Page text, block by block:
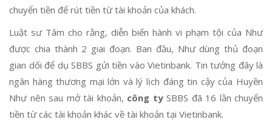
chuyển tiền để rút tiền từ tài khoản của khách.
Luật sư Tâm cho rằng, diễn biến hành vi phạm tội của Như
được chia thành 2 giai đoạn. Ban đầu, Như dùng thủ đoạn
gian dối để dụ SBBS gửi tiền vào Vietinbank. Tin tưởng đây là
ngân hàng thương mại lớn và lý lịch đáng tin cậy của Huyền
Như nên sau mở tài khoản, công tySBBS đã 16 lần chuyển
tiền từ các tài khoản khác về tài khoản tại Vietinbank.